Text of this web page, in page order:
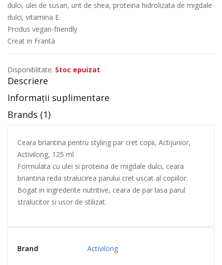
dulci, ulei de susan, unt de shea, proteina hidrolizata de migdale
dulci, vitamina E
Produs vegan-friendly
Creat in Franta
Disponiblitate: Stoc epuizat
Descriere
Informații suplimentare
Brands (1)
Ceara briantina pentru styling par cret copii, Actijunior,
Activilong, 125 ml
Formulata cu ulei si proteina de migdale dulci, ceara
briantina reda stralucirea parului cret uscat al copiilor.
Bogat in ingredente nutritive, ceara de par lasa parul
stralucitor si usor de stilizat.
Brand Activilong